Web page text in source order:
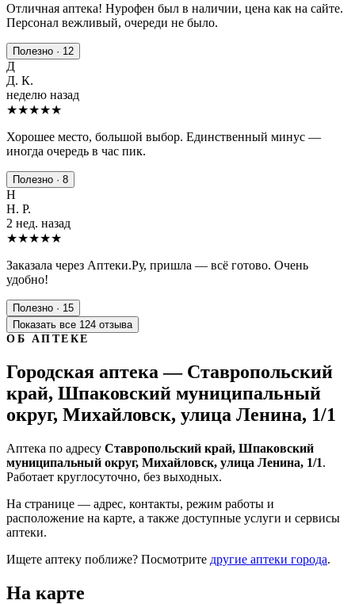
Отличная аптека! Нурофен был в наличии, цена как на сайте.
Персонал вежливый, очереди не было.
Полезно · 12
Д
Д. К.
неделю назад
★★★★★
Хорошее место, большой выбор. Единственный минус —
иногда очередь в час пик.
Полезно · 8
Н
Н. Р.
2 нед. назад
★★★★★
Заказала через Аптеки.Ру, пришла — всё готово. Очень
удобно!
Полезно · 15
Показать все 124 отзыва
ОБ АПТЕКЕ
Городская аптека — Ставропольский
край, Шпаковский муниципальный
округ, Михайловск, улица Ленина, 1/1
Аптека по адресу Ставропольский край, Шпаковский
муниципальный округ, Михайловск, улица Ленина, 1/1.
Работает круглосуточно, без выходных.
На странице — адрес, контакты, режим работы и
расположение на карте, а также доступные услуги и сервисы
аптеки.
Ищете аптеку поближе? Посмотрите другие аптеки города.
На карте